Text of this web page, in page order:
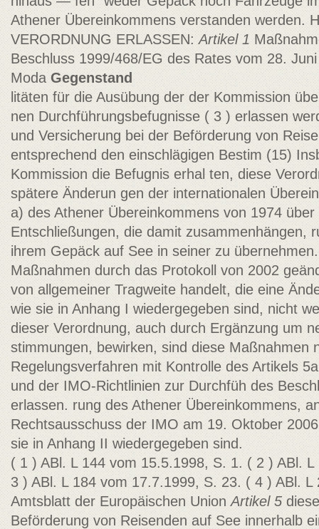
Athener Übereinkommens verstanden werden.
VERORDNUNG ERLASSEN: Artikel 1
Beschluss 1999/468/EG des Rates vom 28.
Moda­Gegenstand
litäten für die Ausübung der der Kommission
nen Durchführungsbefugnisse ( 3 ) erlassen
und Versicherung bei der Beförderung von
entsprechend den einschlägigen Bestim­ (15)
Kommission die Befugnis erhal­ ten, diese
spätere Änderun­ gen der internationalen
a) des Athener Übereinkommens von 1974
Entschließungen, die damit zusammenhängen,
ihrem Gepäck auf See in seiner zu
Maßnahmen durch das Protokoll von 2002
von allgemeiner Tragweite handelt, die eine
wie sie in Anhang I wiedergegeben sind, nicht
dieser Verordnung, auch durch Ergänzung um
stimmungen, bewirken, sind diese Maßnahmen
Regelungsverfahren mit Kontrolle des Artikels
und der IMO-Richtlinien zur Durchfüh­ des
erlassen. rung des Athener Übereinkommens,
Rechtsausschuss der IMO am 19. Oktober
sie in Anhang II wiedergegeben sind.
( 1 ) ABl. L 144 vom 15.5.1998, S. 1. ( 2 ) ABl.
3 ) ABl. L 184 vom 17.7.1999, S. 23. ( 4 ) ABl.
Amtsblatt der Europäischen UnionArtikel 5
Beförderung von Reisenden auf See innerhalb